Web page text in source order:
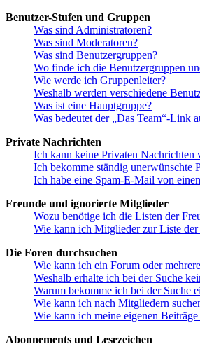
Benutzer-Stufen und Gruppen
Was sind Administratoren?
Was sind Moderatoren?
Was sind Benutzergruppen?
Wo finde ich die Benutzergruppen
Wie werde ich Gruppenleiter?
Weshalb werden verschiedene
Was ist eine Hauptgruppe?
Was bedeutet der „Das Team“-Link
Private Nachrichten
Ich kann keine Privaten Nachrichten
Ich bekomme ständig unerwünschte
Ich habe eine Spam-E-Mail von
Freunde und ignorierte Mitglieder
Wozu benötige ich die Listen der
Wie kann ich Mitglieder zur Liste
Die Foren durchsuchen
Wie kann ich ein Forum oder
Weshalb erhalte ich bei der Suche
Warum bekomme ich bei der Suche
Wie kann ich nach Mitgliedern
Wie kann ich meine eigenen
Abonnements und Lesezeichen